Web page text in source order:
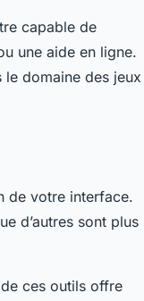
capable de
une aide en ligne.
domaine des jeux
de votre interface.
d’autres sont plus
ces outils offre